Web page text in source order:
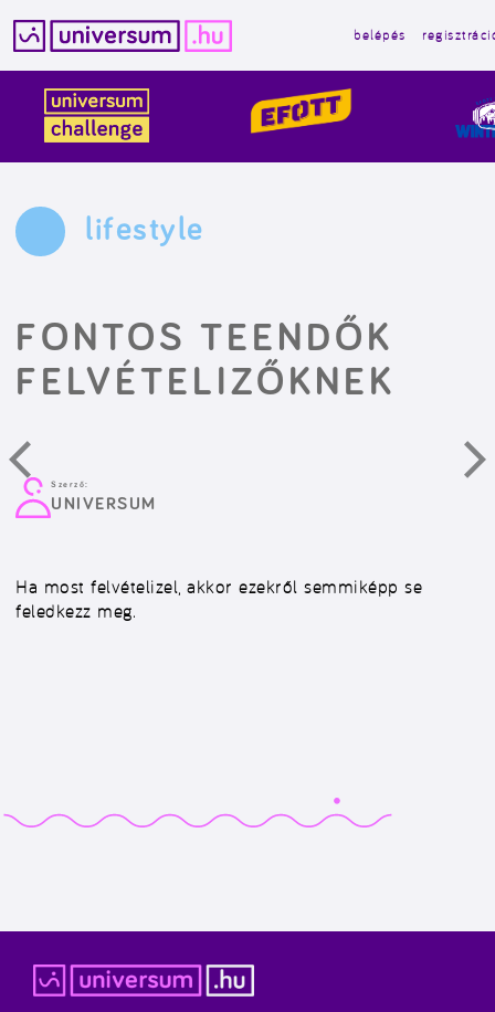
tartalomba
belépés
lifestyle
FONTOS TEENDŐK
FELVÉTELIZŐKNEK
Szerző:
UNIVERSUM
Ha most felvételizel, akkor ezekről semmiképp se
feledkezz meg.